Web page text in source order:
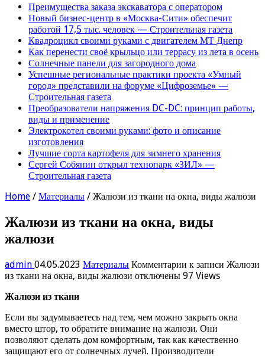
Преимущества заказа экскаватора с оператором
Новый бизнес-центр в «Москва-Сити» обеспечит
работой 17,5 тыс. человек — Строительная газета
Квадроцикл своими руками с двигателем МТ Днепр
Как перенести своё крыльцо или террасу из лета в осень
Солнечные панели для загородного дома
Успешные региональные практики проекта «Умный
город» представили на форуме «Цифроземье» —
Строительная газета
Преобразователи напряжения DC-DC: принцип работы,
виды и применение
Электрокотел своими руками: фото и описание
изготовления
Лучшие сорта картофеля для зимнего хранения
Сергей Собянин открыл технопарк «ЗИЛ» —
Строительная газета
Home / Материалы / Жалюзи из ткани на окна, виды жалюзи
Жалюзи из ткани на окна, виды
жалюзи
admin 04.05.2023 Материалы Комментарии к записи Жалюзи
из ткани на окна, виды жалюзи отключены 97 Views
Жалюзи из ткани
Если вы задумываетесь над тем, чем можно закрыть окна
вместо штор, то обратите внимание на жалюзи. Они
позволяют сделать дом комфортным, так как качественно
защищают его от солнечных лучей. Производители